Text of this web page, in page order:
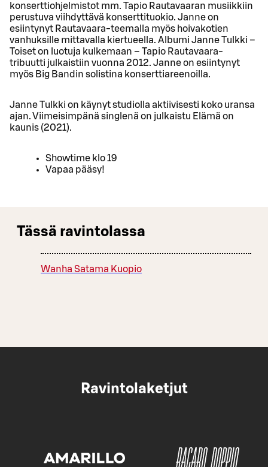
konserttiohjelmistot mm. Tapio Rautavaaran musiikkiin
perustuva viihdyttävä konserttituokio. Janne on
esiintynyt Rautavaara-teemalla myös hoivakotien
vanhuksille mittavalla kiertueella. Albumi Janne Tulkki –
Toiset on luotuja kulkemaan – Tapio Rautavaara-
tribuutti julkaistiin vuonna 2012. Janne on esiintynyt
myös Big Bandin solistina konserttiareenoilla.
Janne Tulkki on käynyt studiolla aktiivisesti koko uransa
ajan. Viimeisimpänä singlenä on julkaistu Elämä on
kaunis (2021).
Showtime klo 19
Vapaa pääsy!
Tässä ravintolassa
Wanha Satama Kuopio
Ravintolaketjut